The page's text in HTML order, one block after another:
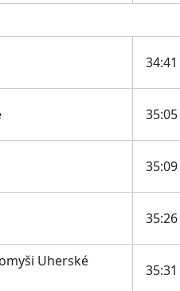
34:41
35:05
35:09
35:26
Uherské
35:31